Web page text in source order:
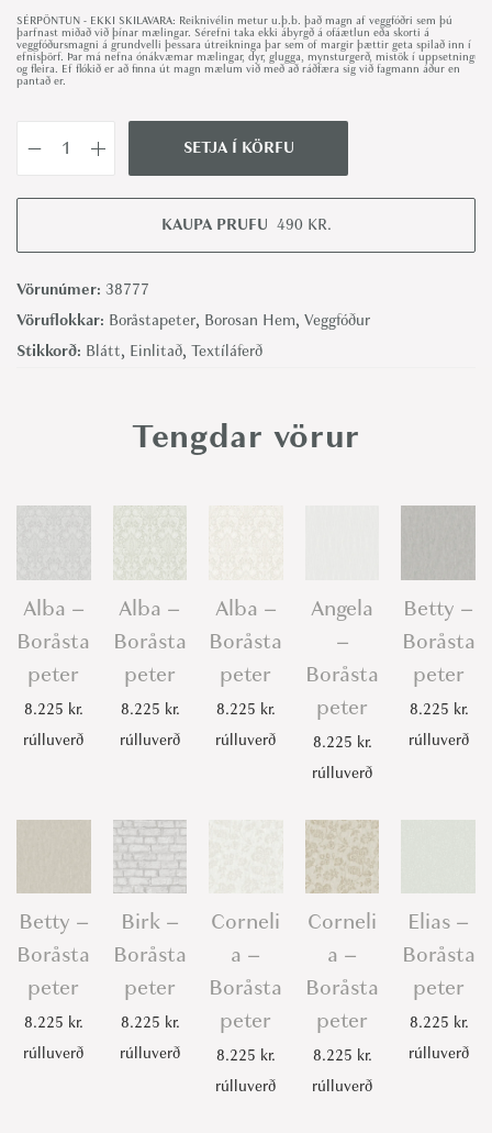
SÉRPÖNTUN - EKKI SKILAVARA: Reiknivélin metur u.þ.b. það magn af veggfóðri sem þú
þarfnast miðað við þínar mælingar. Sérefni taka ekki ábyrgð á ofáætlun eða skorti á
veggfóðursmagni á grundvelli þessara útreikninga þar sem of margir þættir geta spilað inn í
efnisþörf. Þar má nefna ónákvæmar mælingar, dyr, glugga, mynsturgerð, mistök í uppsetningu
og fleira. Ef flókið er að finna út magn mælum við með að ráðfæra sig við fagmann áður en
pantað er.
a
-
B
o
r
q
u
a
y
SETJA Í KÖRFU
KAUPA PRUFU 490 KR.
Vörunúmer: 38777
Vöruflokkar: Boråstapeter, Borosan Hem, Veggfóður
Stikkorð: Blátt, Einlitað, Textíláferð
Tengdar vörur
Alba –
Boråsta
peter
8.225 kr.
rúlluverð
Alba –
Boråsta
peter
8.225 kr.
rúlluverð
Alba –
Boråsta
peter
8.225 kr.
rúlluverð
Angela
–
Boråsta
peter
8.225 kr.
rúlluverð
Betty –
Boråsta
peter
8.225 kr.
rúlluverð
Betty –
Boråsta
peter
8.225 kr.
rúlluverð
Birk –
Boråsta
peter
8.225 kr.
rúlluverð
Corneli
a –
Boråsta
peter
8.225 kr.
rúlluverð
Corneli
a –
Boråsta
peter
8.225 kr.
rúlluverð
Elias –
Boråsta
peter
8.225 kr.
rúlluverð